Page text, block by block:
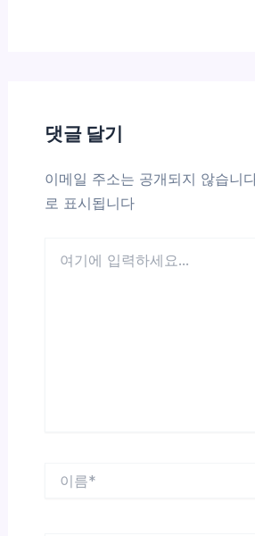
댓글 달기
이메일 주소는 공개되지 않습니
로 표시됩니다